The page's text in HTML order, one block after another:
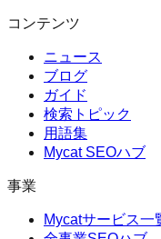
コンテンツ
ニュース
ブログ
ガイド
検索トピック
用語集
Mycat SEOハブ
事業
Mycatサービス一